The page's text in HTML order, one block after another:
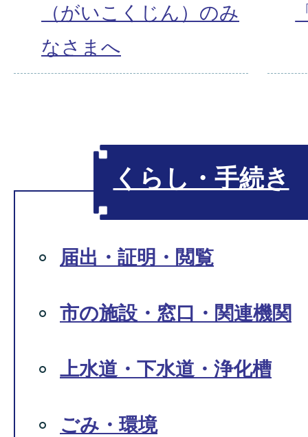
（がいこくじん）のみ
なさまへ
くらし・手続き
届出・証明・閲覧
市の施設・窓口・関連機関
上水道・下水道・浄化槽
ごみ・環境